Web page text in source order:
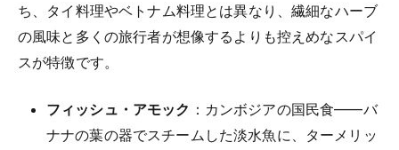
ち、タイ料理やベトナム料理とは異なり、繊細なハーブ
の風味と多くの旅行者が想像するよりも控えめなスパイ
スが特徴です。
フィッシュ・アモック ：カンボジアの国民食——バ
ナナの葉の器でスチームした淡水魚に、ターメリッ